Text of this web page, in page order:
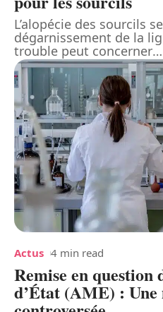
L’alopécie des sourcils
dégarnissement de la
trouble peut concerner…
Actus 4 min read
Remise en question
d’État (AME) : Une